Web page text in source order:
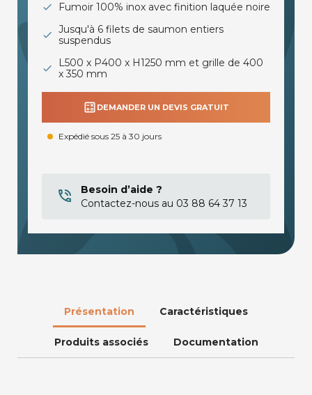
Fumoir 100% inox avec finition laquée noire
Jusqu'à 6 filets de saumon entiers
suspendus
L500 x P400 x H1250 mm et grille de 400
x 350 mm
calculate DEMANDER UN DEVIS GRATUIT
Expédié sous 25 à 30 jours
Besoin d’aide ?
Contactez-nous au 03 88 64 37 13
Présentation Caractéristiques
Produits associés Documentation